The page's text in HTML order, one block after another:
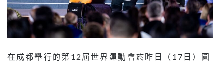
在成都舉行的第12屆世界運動會於昨日（17日）圓